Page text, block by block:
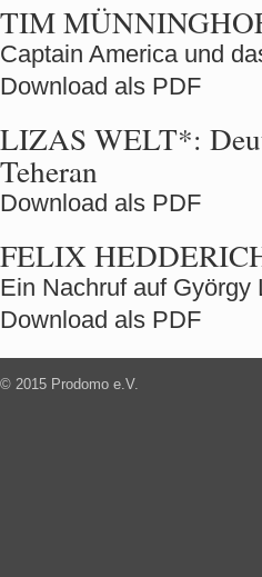
TIM
Captain America und
Download als PDF
LIZAS WELT*:
Teheran
Download als PDF
FELIX
Ein Nachruf auf György
Download als PDF
© 2015 Prodomo e.V.